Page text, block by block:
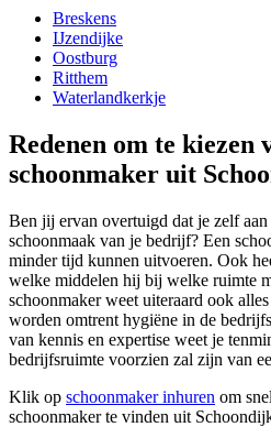
Breskens
IJzendijke
Oostburg
Ritthem
Waterlandkerkje
Redenen om te kiezen
schoonmaker uit
Ben jij ervan overtuigd dat je zelf aan
schoonmaak van je bedrijf? Een
minder tijd kunnen uitvoeren. Ook
welke middelen hij bij welke ruimte
schoonmaker weet uiteraard ook
worden omtrent hygiëne in de
van kennis en expertise weet je
bedrijfsruimte voorzien zal zijn van
Klik op schoonmaker inhuren om
schoonmaker te vinden uit